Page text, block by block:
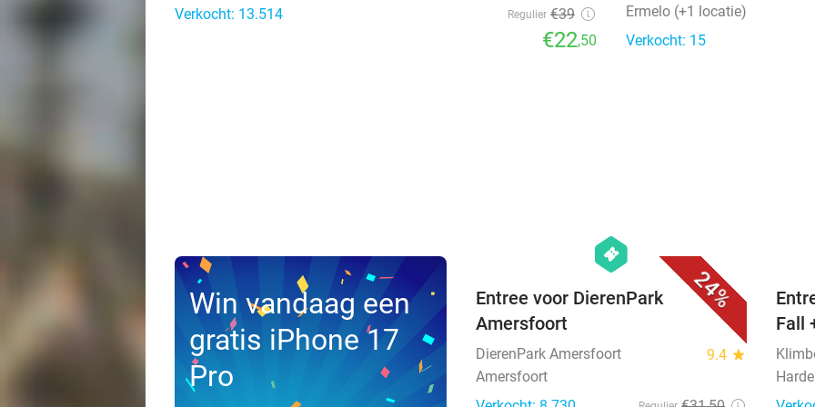
Verkocht: 13.514
Regulier €39
€22,50
Ermelo (+1 locatie)
Verkocht: 15
Win vandaag een
gratis iPhone 17
Pro
24%
hexagon
events
Entree voor DierenPark
Amersfoort
DierenPark Amersfoort 9.4 star
Amersfoort
Fall